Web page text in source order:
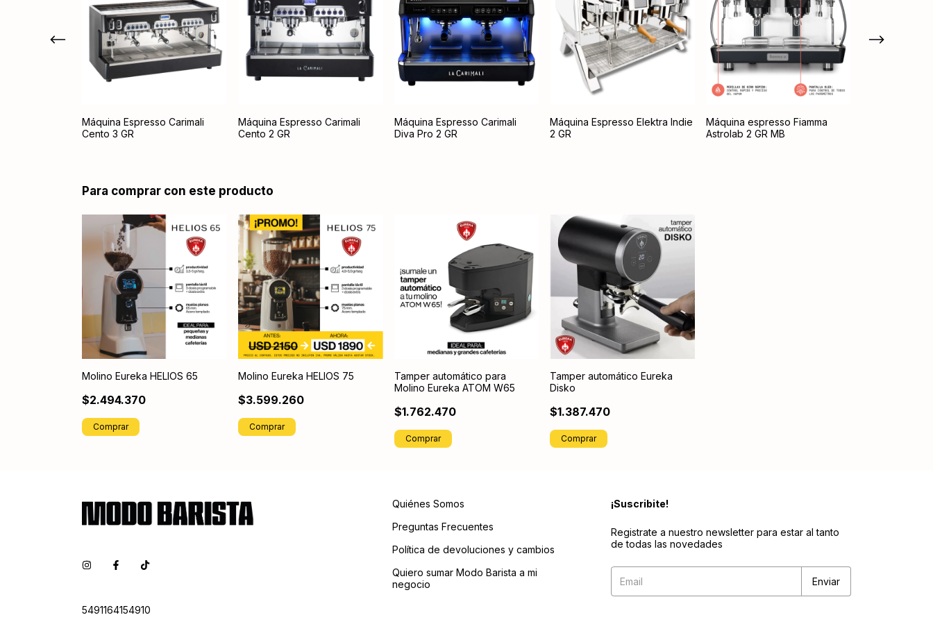
Máquina Espresso Carimali
Cento 3 GR
Máquina Espresso Carimali
Cento 2 GR
Máquina Espresso Carimali
Diva Pro 2 GR
Máquina Espresso Elektra Indie
2 GR
Máquina espresso Fiamma
Astrolab 2 GR MB
Para comprar con este producto
Molino Eureka HELIOS 65
$2.494.370
Comprar
Molino Eureka HELIOS 75
$3.599.260
Comprar
Tamper automático para
Molino Eureka ATOM W65
$1.762.470
Tamper automático Eureka
Disko
$1.387.470
5491164154910
Quiénes Somos
Preguntas Frecuentes
Política de devoluciones y cambios
Quiero sumar Modo Barista a mi
negocio
¡Suscribite!
Registrate a nuestro newsletter para estar al tanto
de todas las novedades